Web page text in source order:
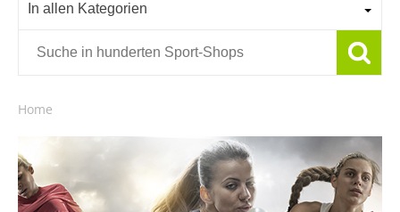
In allen Kategorien
Home